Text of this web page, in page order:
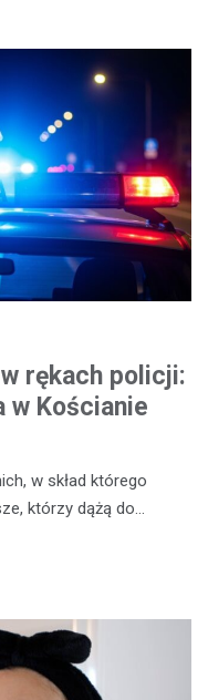
rękach policji:
w Kościanie
w skład którego
którzy dążą do…